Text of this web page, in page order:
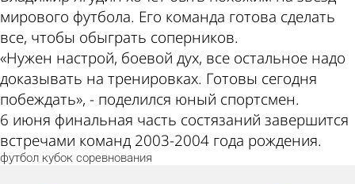
мирового футбола. Его команда готова сделать
все, чтобы обыграть соперников.
«Нужен настрой, боевой дух, все остальное надо
доказывать на тренировках. Готовы сегодня
побеждать», - поделился юный спортсмен.
6 июня финальная часть состязаний завершится
встречами команд 2003-2004 года рождения.
футбол кубок соревнования